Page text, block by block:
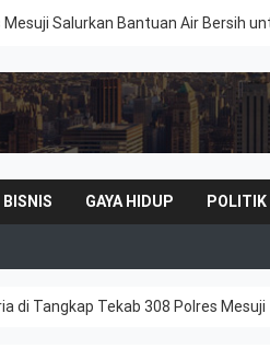
Salurkan Bantuan Air Bersih
BISNIS GAYA HIDUP POLITIK
di Tangkap Tekab 308 Polres Mesuji